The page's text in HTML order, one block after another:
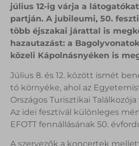
július 12-ig várja a
partján. A jubileumi, 50.
több éjszakai járattal is
hazautazást: a
közeli Kápolnásnyéken is
Július 8. és 12. között ismét
tó környéke, ahol az
Országos Turisztikai
Az idei fesztivál különleges
EFOTT fennállásának 50.
A szervezők a koncertek